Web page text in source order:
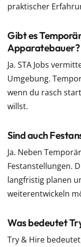
praktischer
Gibt es
Apparatebauer?
Ja. STA Jobs
Umgebung.
wenn du rasch
willst.
Sind auch
Ja. Neben
Festanstellungen.
langfristig planen
weiterentwickeln
Was bedeutet
Try & Hire